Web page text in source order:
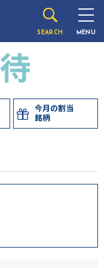
SEARCH MENU
今月の割当
銘柄